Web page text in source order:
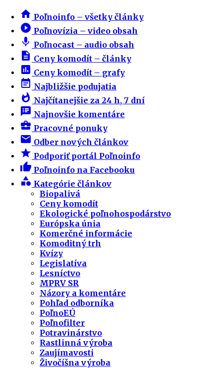
home Poľnoinfo – všetky články
play_circle_filled Poľnovízia – video obsah
mic Poľnocast – audio obsah
description Ceny komodít – články
insert_chart Ceny komodít – grafy
event_note Najbližšie podujatia
whatshot Najčítanejšie za 24 h, 7 dní
speaker_notes Najnovšie komentáre
business_center Pracovné ponuky
email Odber nových článkov
star Podporiť portál Poľnoinfo
thumb_up Poľnoinfo na Facebooku
category Kategórie článkov
Biopalivá
Ceny komodít
Ekologické poľnohospodárstvo
Európska únia
Komerčné informácie
Komoditný trh
Kvízy
Legislatíva
Lesníctvo
MPRV SR
Názory a komentáre
Pohľad odborníka
PoľnoEÚ
Poľnofilter
Potravinárstvo
Rastlinná výroba
Zaujímavosti
Živočíšna výroba